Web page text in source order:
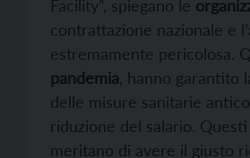
Facility”, spiegano le
contrattazione nazionale e
estremamente pericolosa.
pandemia , hanno
delle misure sanitarie
riduzione del salario. Questi
meritano di avere il giusto